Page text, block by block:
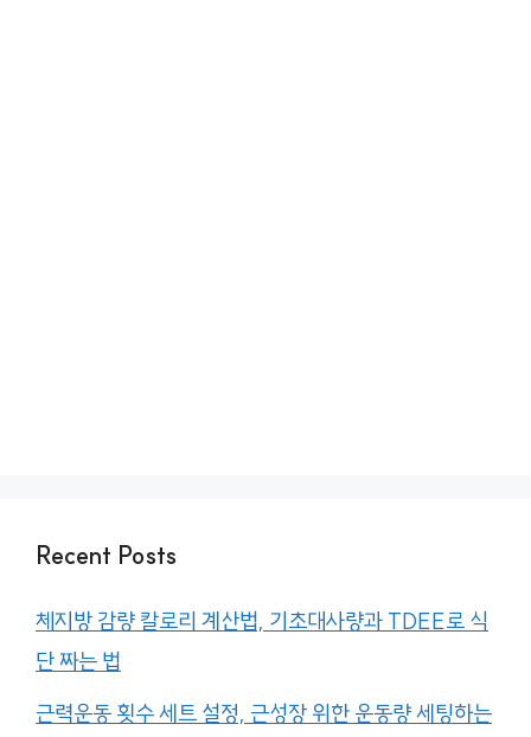
Recent Posts
체지방 감량 칼로리 계산법, 기초대사량과 TDEE로 식
단 짜는 법
근력운동 횟수 세트 설정, 근성장 위한 운동량 세팅하는